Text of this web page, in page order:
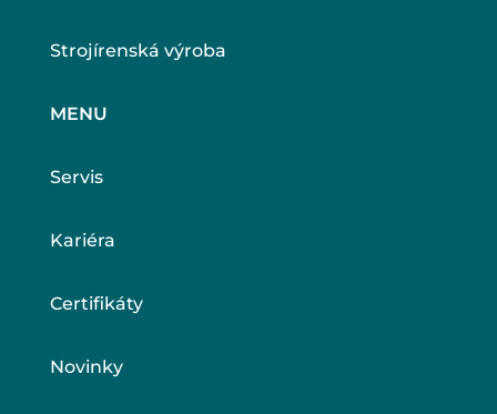
Strojírenská výroba
MENU
Servis
Kariéra
Certifikáty
Novinky